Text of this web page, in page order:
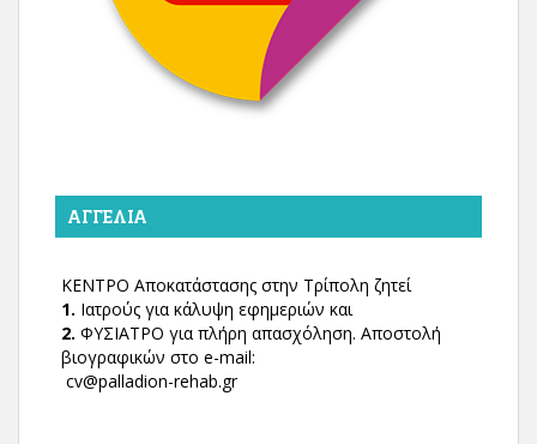
ΑΓΓΕΛΊΑ
ΚΕΝΤΡΟ Αποκατάστασης στην Τρίπολη ζητεί
1. Ιατρούς για κάλυψη εφημεριών και
2. ΦΥΣΙΑΤΡΟ για πλήρη απασχόληση. Αποστολή
βιογραφικών στο e-mail:
cv@palladion-rehab.gr